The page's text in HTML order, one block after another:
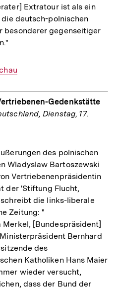
Extratour ist als ein
deutsch-polnischen
besonderer gegenseitiger
Gedenkstätte
Dienstag, 17.
des polnischen
Wladyslaw Bartoszewski
Vertriebenenpräsidentin
der 'Stiftung Flucht,
die links-liberale
Zeitung: "
[Bundespräsident]
Bernhard
des
Katholiken Hans Maier
wieder versucht,
dass der Bund der